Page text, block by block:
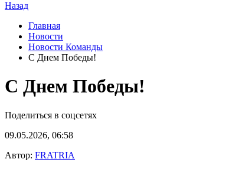
Назад
Главная
Новости
Новости Команды
С Днем Победы!
С Днем Победы!
Поделиться в соцсетях
09.05.2026, 06:58
Автор: FRATRIA